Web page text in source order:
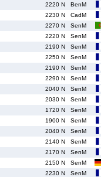
2220 N
BenM
2230 N
CadM
2270 N
SenM
2220 N
SenM
2190 N
SenM
2250 N
SenM
2190 N
SenM
2290 N
SenM
2040 N
SenM
2030 N
SenM
1720 N
SenM
1900 N
SenM
2040 N
SenM
2140 N
SenM
2170 N
SenM
2150 N
SenM
2230 N
SenM